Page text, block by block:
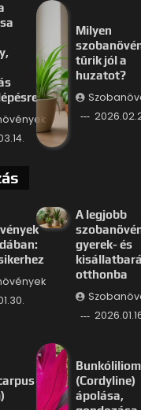
Milyen
tűrik jól a
huzatot?
A legjobb
gyerek- és
otthonba
Bunkóliliom
(Cordyline)
ápolása,